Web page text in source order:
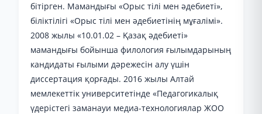
бітірген. Мамандығы «Орыс тілі мен әдебиеті»,
біліктілігі «Орыс тілі мен әдебиетінің мұғалімі».
2008 жылы «10.01.02 – Қазақ әдебиеті»
мамандығы бойынша филология ғылымдарының
кандидаты ғылыми дәрежесін алу үшін
диссертация қорғады. 2016 жылы Алтай
мемлекеттік университетінде «Педагогикалық
үдерістегі заманауи медиа-технологиялар ЖОО